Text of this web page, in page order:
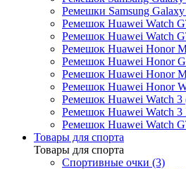
Ремешки Samsung
Ремешок Huawei Watch
Ремешок Huawei Watch
Ремешок Huawei Honor
Ремешок Huawei Honor
Ремешок Huawei Honor
Ремешок Huawei Honor
Ремешок Huawei Watch 3
Ремешок Huawei Watch 3
Ремешок Huawei Watch
Товары для спорта
Товары для спорта
Спортивные очки (3)